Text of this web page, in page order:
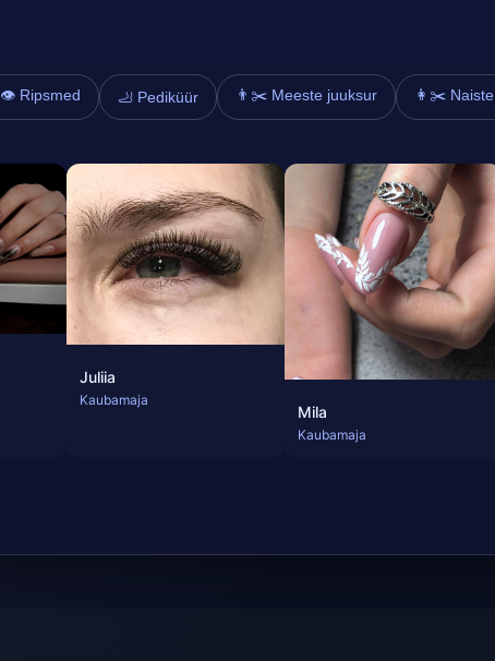
👁️ Ripsmed 🦶 Pediküür 👨✂️ Meeste juuksur 👩✂️
Juliia
Kaubamaja
Mila
Kaubamaja